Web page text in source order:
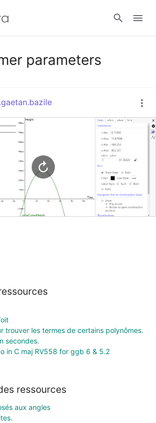
parameters
trouver les termes de certains polynômes.
secondes.
in C maj RV558 for ggb 6 & 5.2
ressources
aux angles